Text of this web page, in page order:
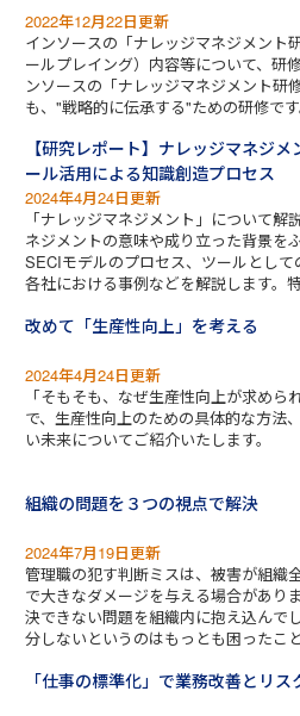
2022年12月22日更新
インソースの「ナレッジマネジメント
ールプレイング）内容等について、研
ンソースの「ナレッジマネジメント研
も、"戦略的に伝承する"ための研修です
【研究レポート】ナレッジマネジ
ール活用による知識創造プロセス
2024年4月24日更新
「ナレッジマネジメント」について解
ネジメントの意味や成り立った背景を
SECIモデルのプロセス、ツールとして
各社における事例などを解説します。
改めて「生産性向上」を考える
2024年4月24日更新
「そもそも、なぜ生産性向上が求め
で、生産性向上のための具体的な方法
い未来についてご紹介いたします。
組織の問題を３つの視点で解決
2024年7月19日更新
管理職の犯す判断ミスは、被害が組織
で大きなダメージを与える場合があり
決できない問題を組織内に抱え込んで
分しないというのはもっとも困ったこ
なくてはなりません。そのためには、
「仕事の標準化」で業務改善とリス